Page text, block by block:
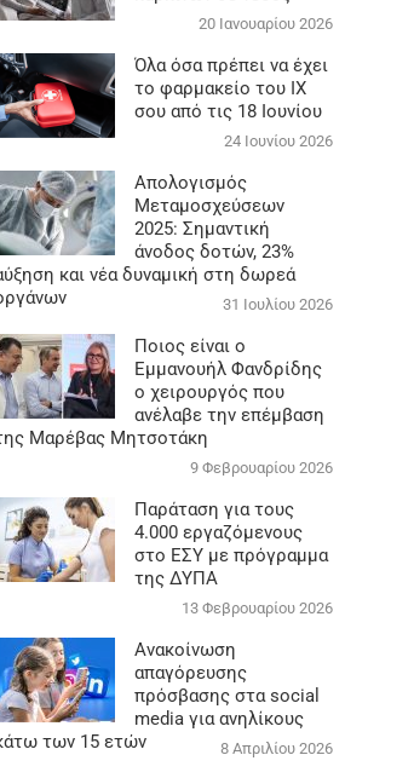
20 Ιανουαρίου 2026
Όλα όσα πρέπει να έχει
το φαρμακείο του ΙΧ
σου από τις 18 Ιουνίου
24 Ιουνίου 2026
Απολογισμός
Μεταμοσχεύσεων
2025: Σημαντική
άνοδος δοτών, 23%
και νέα δυναμική στη δωρεά
31 Ιουλίου 2026
Ποιος είναι ο
Εμμανουήλ Φανδρίδης
ο χειρουργός που
ανέλαβε την επέμβαση
Μαρέβας Μητσοτάκη
9 Φεβρουαρίου 2026
Παράταση για τους
4.000 εργαζόμενους
στο ΕΣΥ με πρόγραμμα
της ΔΥΠΑ
13 Φεβρουαρίου 2026
Ανακοίνωση
απαγόρευσης
πρόσβασης στα social
media για ανηλίκους
των 15 ετών
8 Απριλίου 2026